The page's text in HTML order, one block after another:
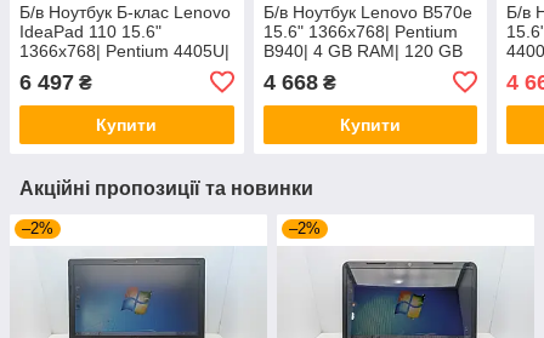
Б/в Ноутбук Б-клас Lenovo
IdeaPad 110 15.6"
1366x768| Pentium 4405U|
8 GB RAM| 128 GB SSD|
HD 510
6 497 ₴
Купити
Б/в Ноутбук Lenovo B570e
15.6" 1366x768| Pentium
B940| 4 GB RAM| 120 GB
4 668₴
Купити
Б/в
4
Акційні пропозиції та новинки
–2% –2%